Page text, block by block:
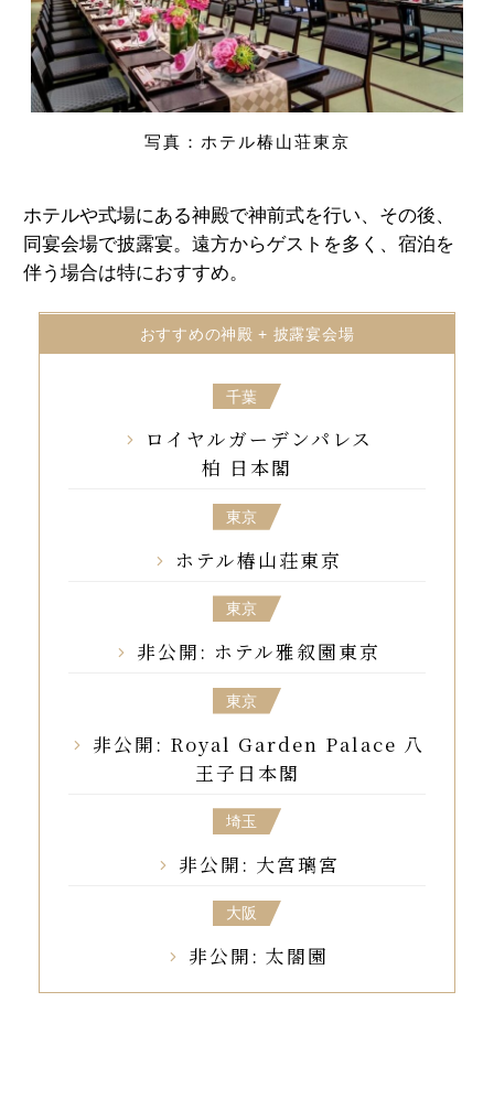
写真：ホテル椿山荘東京
ホテルや式場にある神殿で神前式を行い、その後、
同宴会場で披露宴。遠方からゲストを多く、宿泊を
伴う場合は特におすすめ。
おすすめの神殿 + 披露宴会場
千葉
ロイヤルガーデンパレス
柏 日本閣
東京
ホテル椿山荘東京
東京
非公開: ホテル雅叙園東京
東京
非公開: Royal Garden Palace 八
王子日本閣
埼玉
非公開: 大宮璃宮
大阪
非公開: 太閤園